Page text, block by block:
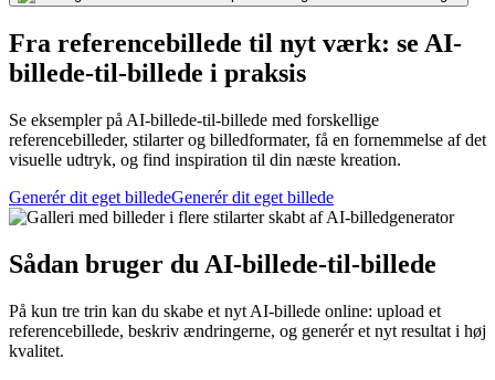
Fra referencebillede til nyt værk: se AI-
billede-til-billede i praksis
Se eksempler på AI-billede-til-billede med forskellige
referencebilleder, stilarter og billedformater, få en fornemmelse af det
visuelle udtryk, og find inspiration til din næste kreation.
Generér dit eget billedeGenerér dit eget billede
Sådan bruger du AI-billede-til-billede
På kun tre trin kan du skabe et nyt AI-billede online: upload et
referencebillede, beskriv ændringerne, og generér et nyt resultat i høj
kvalitet.